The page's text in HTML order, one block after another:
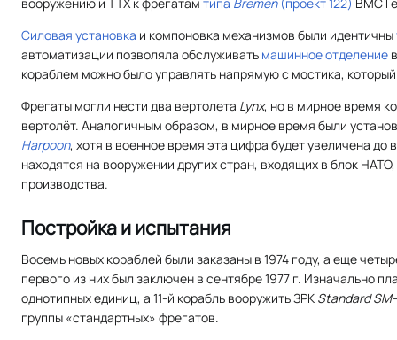
Силовая установка и компоновка механизмов были идентичны
автоматизации позволяла обслуживать машинное отделение
кораблем можно было управлять напрямую с мостика,
Фрегаты могли нести два вертолета Lynx, но в мирное время
вертолёт. Аналогичным образом, в мирное время были
Harpoon, хотя в военное время эта цифра будет увеличена
находятся на вооружении других стран, входящих в блок
производства.
Постройка и испытания
Восемь новых кораблей были заказаны в 1974 году, а еще
первого из них был заключен в сентябре 1977 г. Изначально
однотипных единиц, а 11-й корабль вооружить ЗРК Standard
группы «стандартных» фрегатов.